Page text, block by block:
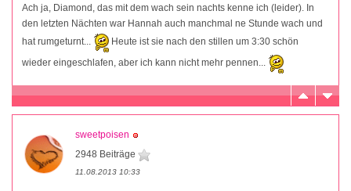
Ach ja, Diamond, das mit dem wach sein nachts kenne ich (leider). In
den letzten Nächten war Hannah auch manchmal ne Stunde wach und
hat rumgeturnt...
Heute ist sie nach den stillen um 3:30 schön
wieder eingeschlafen, aber ich kann nicht mehr pennen...
sweetpoisen
2948 Beiträge
11.08.2013 10:33